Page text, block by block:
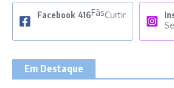
Facebook 416FãsCurtir
Em Destaque